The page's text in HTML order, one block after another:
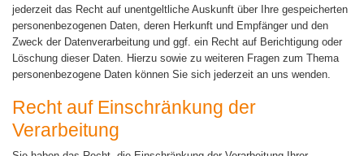
jederzeit das Recht auf unentgeltliche Auskunft über Ihre gespeicherten
personenbezogenen Daten, deren Herkunft und Empfänger und den
Zweck der Datenverarbeitung und ggf. ein Recht auf Berichtigung oder
Löschung dieser Daten. Hierzu sowie zu weiteren Fragen zum Thema
personenbezogene Daten können Sie sich jederzeit an uns wenden.
Recht auf Einschränkung der
Verarbeitung